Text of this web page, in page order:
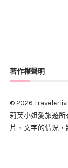
著作權聲明
© 2026 Travelerliv
莉芙小姐愛旅遊所
片、文字的情況，